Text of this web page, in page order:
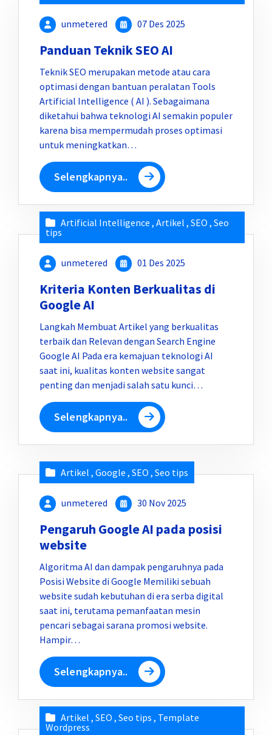
unmetered 07 Des 2025
Panduan Teknik SEO AI
Teknik SEO merupakan metode atau cara
optimasi dengan bantuan peralatan Tools
Artificial Intelligence ( AI ). Sebagaimana
diketahui bahwa teknologi AI semakin populer
karena bisa mempermudah proses optimasi
untuk meningkatkan…
Selengkapnya..
Artificial Intelligence , Artikel , SEO , Seo
tips
unmetered 01 Des 2025
Kriteria Konten Berkualitas di
Google AI
Langkah Membuat Artikel yang berkualitas
terbaik dan Relevan dengan Search Engine
Google AI Pada era kemajuan teknologi AI
saat ini, kualitas konten website sangat
penting dan menjadi salah satu kunci…
Selengkapnya..
Artikel , Google , SEO , Seo tips
unmetered 30 Nov 2025
Pengaruh Google AI pada posisi
website
Algoritma AI dan dampak pengaruhnya pada
Posisi Website di Google Memiliki sebuah
website sudah kebutuhan di era serba digital
saat ini, terutama pemanfaatan mesin
pencari sebagai sarana promosi website.
Hampir…
Selengkapnya..
Artikel , SEO , Seo tips , Template
Wordpress